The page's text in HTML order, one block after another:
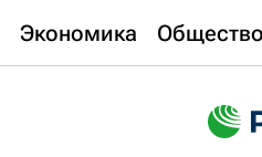
Экономика Общество